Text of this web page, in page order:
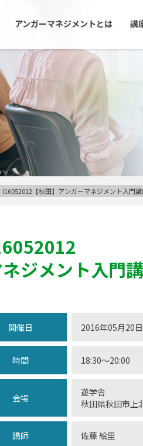
アンガーマネジメントとは 講
I16052012【秋田】アンガーマネジメント入門
ジメント入門
開催日 2016年05月20
時間 18:30〜20:00
会場
遊学舎
秋田県秋田市上
講師 佐藤 絵里